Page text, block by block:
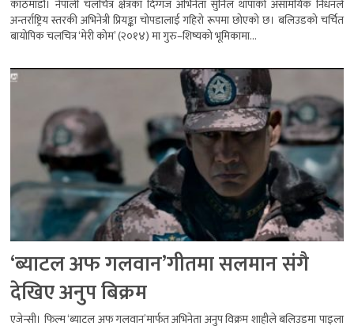
काठमाडौं। नेपाली चलचित्र क्षेत्रका दिग्गज अभिनेता सुनिल थापाको असामयिक निधनले
अन्तर्राष्ट्रिय स्तरकी अभिनेत्री प्रियङ्का चोपडालाई गहिरो रूपमा छोएको छ। बलिउडको चर्चित
बायोपिक चलचित्र ‘मेरी कोम’ (२०१४) मा गुरु–शिष्यको भूमिकामा...
‘ब्याटल अफ गलवान’गीतमा सलमान संगै
देखिए अनुप बिक्रम
एजेन्सी। फिल्म ‘ब्याटल अफ गलवान’मार्फत अभिनेता अनुप विक्रम शाहीले बलिउडमा पाइला